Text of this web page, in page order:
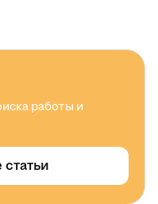
работы и